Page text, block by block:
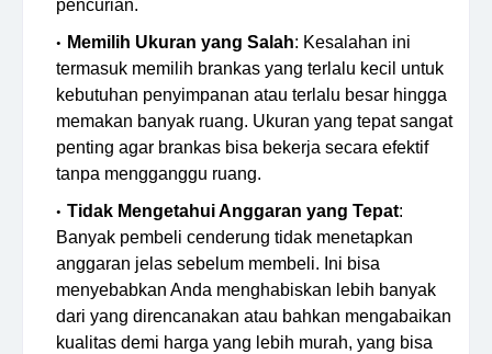
pencurian.
Memilih Ukuran yang Salah: Kesalahan ini
termasuk memilih brankas yang terlalu kecil untuk
kebutuhan penyimpanan atau terlalu besar hingga
memakan banyak ruang. Ukuran yang tepat sangat
penting agar brankas bisa bekerja secara efektif
tanpa mengganggu ruang.
Tidak Mengetahui Anggaran yang Tepat:
Banyak pembeli cenderung tidak menetapkan
anggaran jelas sebelum membeli. Ini bisa
menyebabkan Anda menghabiskan lebih banyak
dari yang direncanakan atau bahkan mengabaikan
kualitas demi harga yang lebih murah, yang bisa